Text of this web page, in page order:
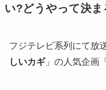
い?どうやって決ま
フジテレビ系列にて放
しいカギ」の人気企画「